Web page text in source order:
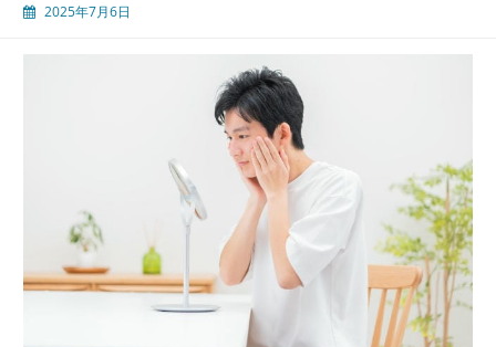
が
男
性
泌
尿
2025年7月6日